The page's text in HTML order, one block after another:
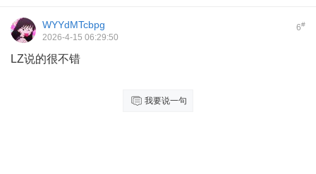
6#
WYYdMTcbpg
2026-4-15 06:29:50
LZ说的很不错
我要说一句